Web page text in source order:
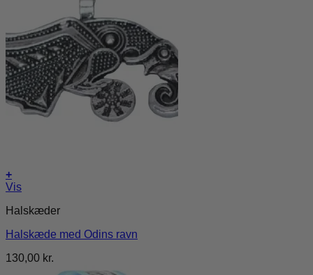
+
Vis
Halskæder
Halskæde med Odins ravn
130,00 kr.